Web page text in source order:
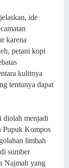
ide
karena
petani kopi
kulitnya
tentunya dapat
diolah menjadi
Pupuk Kompos
limbah
sumber
Najmah yang